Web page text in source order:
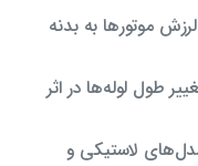
موتورها به بدنه
طول لوله‌ها در اثر
لاستیکی و